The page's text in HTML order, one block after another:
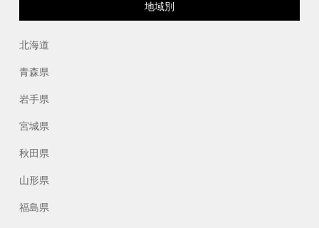
地域別
北海道
青森県
岩手県
宮城県
秋田県
山形県
福島県